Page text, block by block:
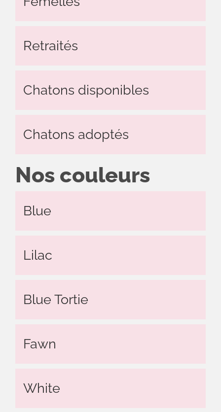
chat
Contact
Retraités
Chatons disponibles
Chatons adoptés
Nos couleurs
Blue
Lilac
Blue Tortie
Fawn
White